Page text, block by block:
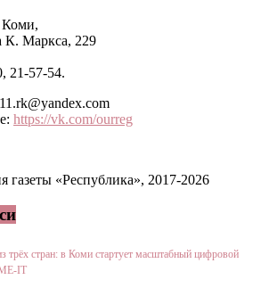
Коми,
К. Маркса, 229
21-57-54.
https://vk.com/ourreg
«Республика», 2017-2026
трёх стран: в Коми стартует масштабный цифровой
IT